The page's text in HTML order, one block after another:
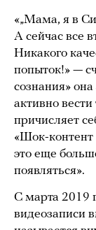
«„Мама, я в
А сейчас все
Никакого
попыток!» —
сознания»
активно
причисляет
«Шок-контент
это еще
появляться».
С марта 2019
видеозаписи